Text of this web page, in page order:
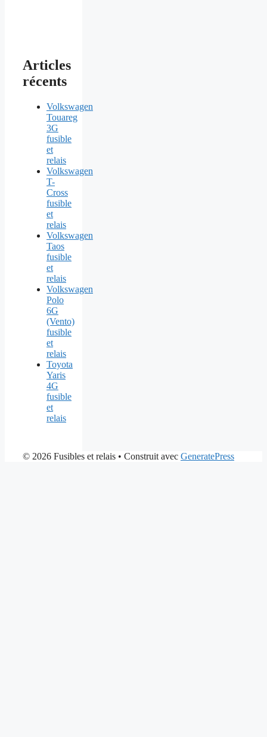
Articles
récents
Volkswagen
Touareg
3G
fusible
et
relais
Volkswagen
T-
Cross
fusible
et
relais
Volkswagen
Taos
fusible
et
relais
Volkswagen
Polo
6G
(Vento)
fusible
et
relais
Toyota
Yaris
4G
fusible
et
relais
© 2026 Fusibles et relais • Construit avec GeneratePress